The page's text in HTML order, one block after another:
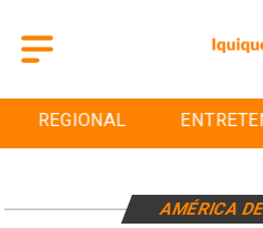
REGIONAL
AMÉRICA